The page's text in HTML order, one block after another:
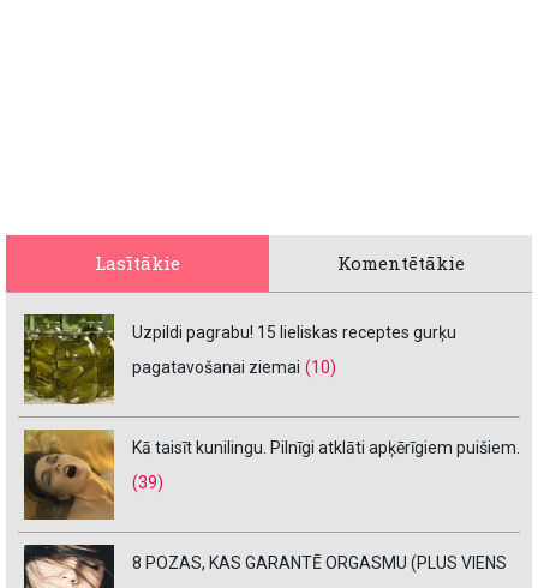
Lasītākie Komentētākie
Uzpildi pagrabu! 15 lieliskas receptes gurķu
pagatavošanai ziemai (10)
Kā taisīt kunilingu. Pilnīgi atklāti apķērīgiem puišiem.
(39)
8 POZAS, KAS GARANTĒ ORGASMU (PLUS VIENS